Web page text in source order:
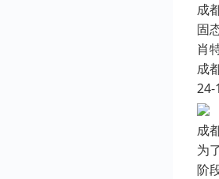
成
固
肖
成
24-
成
为
阶